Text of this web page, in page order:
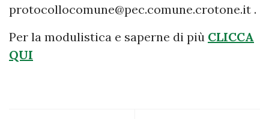
protocollocomune@pec.comune.crotone.it .
Per la modulistica e saperne di più CLICCA
QUI